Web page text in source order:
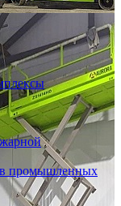
в промышленных